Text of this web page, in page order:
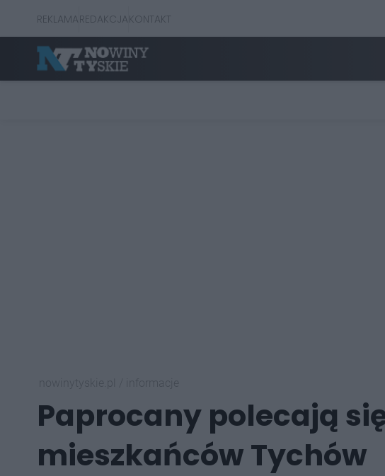
REKLAMAREDAKCJAKONTAKT
Paprocany polecają
mieszkańców Tychów